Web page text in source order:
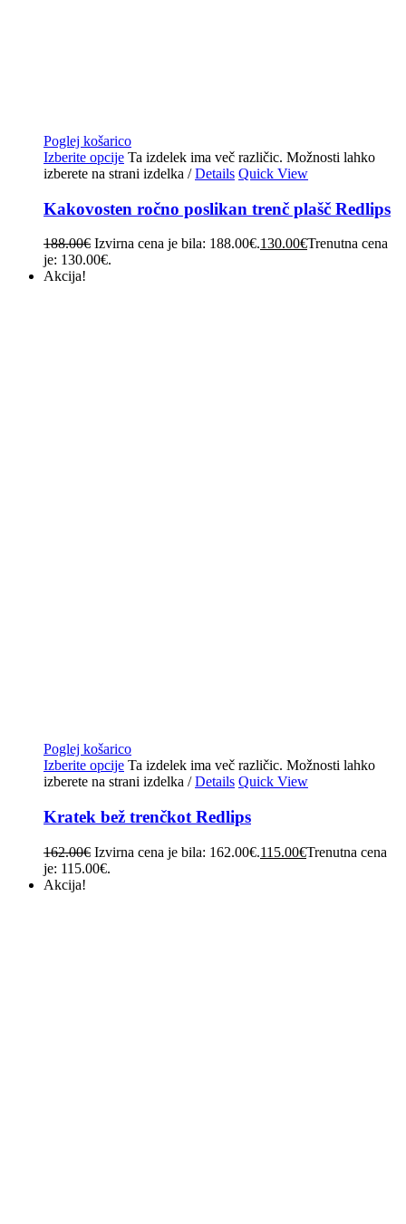
Poglej košarico
Izberite opcije Ta izdelek ima več različic. Možnosti lahko
izberete na strani izdelka / Details Quick View
Kakovosten ročno poslikan trenč plašč Redlips
188.00€ Izvirna cena je bila: 188.00€.130.00€Trenutna cena
je: 130.00€.
Akcija!
Poglej košarico
Izberite opcije Ta izdelek ima več različic. Možnosti lahko
izberete na strani izdelka / Details Quick View
Kratek bež trenčkot Redlips
162.00€ Izvirna cena je bila: 162.00€.115.00€Trenutna cena
je: 115.00€.
Akcija!